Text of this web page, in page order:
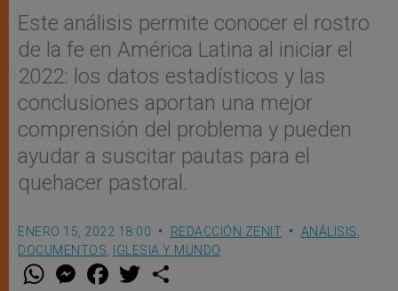
Este análisis permite conocer el rostro
de la fe en América Latina al iniciar el
2022: los datos estadísticos y las
conclusiones aportan una mejor
comprensión del problema y pueden
ayudar a suscitar pautas para el
quehacer pastoral.
ENERO 15, 2022 18:00 REDACCIÓN ZENIT ANÁLISIS
DOCUMENTOS IGLESIA Y MUNDO
W M
e
F
a w